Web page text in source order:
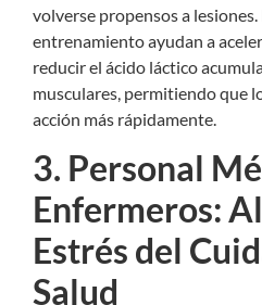
volverse propensos a
entrenamiento ayudan a
reducir el ácido láctico
musculares, permitiendo que
acción más rápidamente.
3. Personal
Enfermeros:
Estrés del
Salud